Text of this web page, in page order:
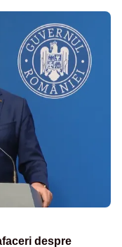
despre